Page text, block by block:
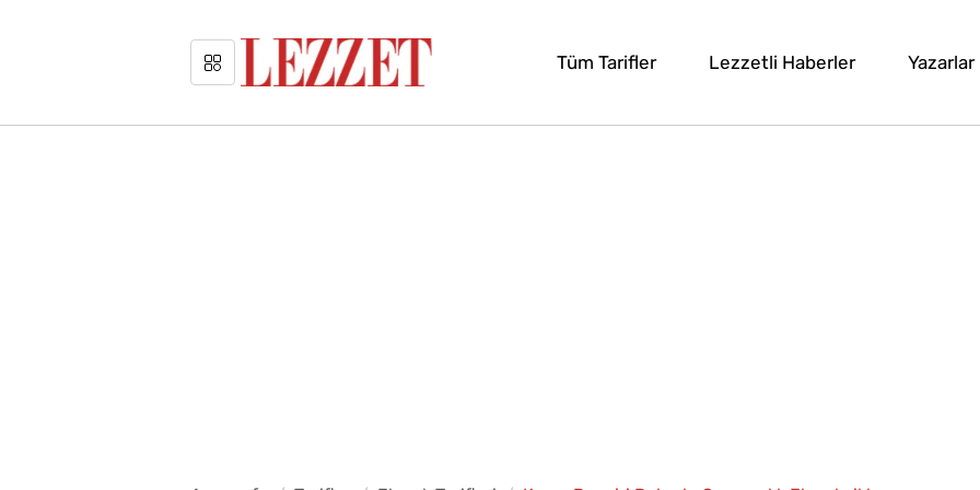
Tüm Tarifler Lezzetli Haberler Yazarlar